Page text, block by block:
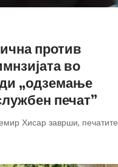
против
во
„одземање
печат”
Хисар заврши, печатите